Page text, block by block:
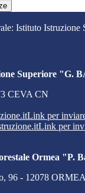
Istituto
Superiore "G.
CEVA CN
Link per
Link per
Ormea "P.
96 - 12078